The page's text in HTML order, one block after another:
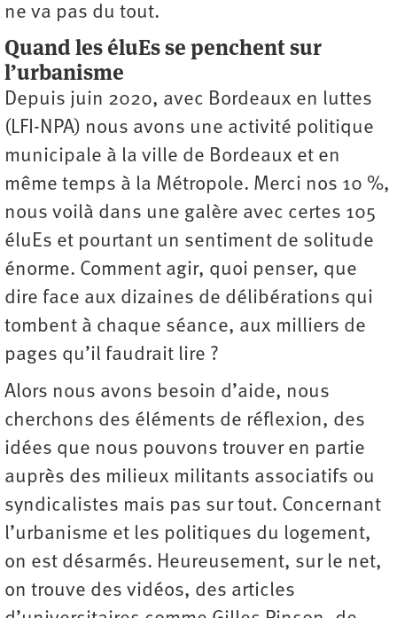
ne va pas du tout.
Quand les éluEs se penchent sur
l’urbanisme
Depuis juin 2020, avec Bordeaux en luttes
(LFI-NPA) nous avons une activité politique
municipale à la ville de Bordeaux et en
même temps à la Métropole. Merci nos 10 %,
nous voilà dans une galère avec certes 105
éluEs et pourtant un sentiment de solitude
énorme. Comment agir, quoi penser, que
dire face aux dizaines de délibérations qui
tombent à chaque séance, aux milliers de
pages qu’il faudrait lire ?
Alors nous avons besoin d’aide, nous
cherchons des éléments de réflexion, des
idées que nous pouvons trouver en partie
auprès des milieux militants associatifs ou
syndicalistes mais pas sur tout. Concernant
l’urbanisme et les politiques du logement,
on est désarmés. Heureusement, sur le net,
on trouve des vidéos, des articles